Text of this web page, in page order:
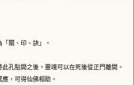
關、印、訣」。
孔點開之後，靈魂可以在死後從正門離開。
，可得仙佛相助。